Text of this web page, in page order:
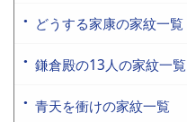
どうする家康の家紋一覧
鎌倉殿の13人の家紋一覧
青天を衝けの家紋一覧